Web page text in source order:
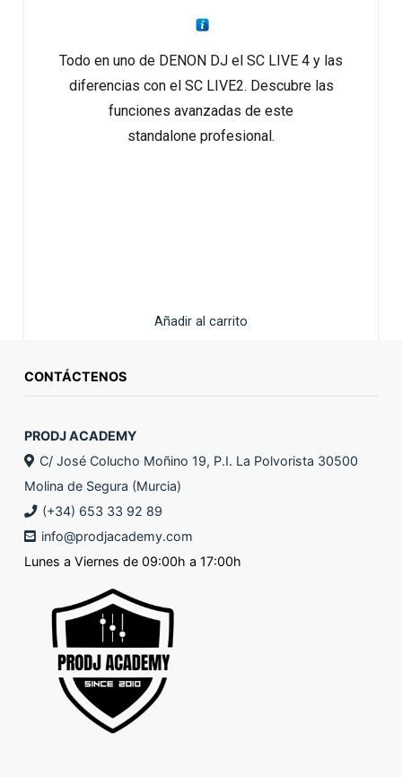
Todo en uno de DENON DJ el SC LIVE 4 y las
diferencias con el SC LIVE2. Descubre las
funciones avanzadas de este
standalone profesional.
Añadir al carrito
CONTÁCTENOS
PRODJ ACADEMY
C/ José Colucho Moñino 19, P.I. La Polvorista 30500
Molina de Segura (Murcia)
(+34) 653 33 92 89
info@prodjacademy.com
Lunes a Viernes de 09:00h a 17:00h